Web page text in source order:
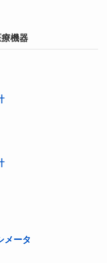
機器
メータ